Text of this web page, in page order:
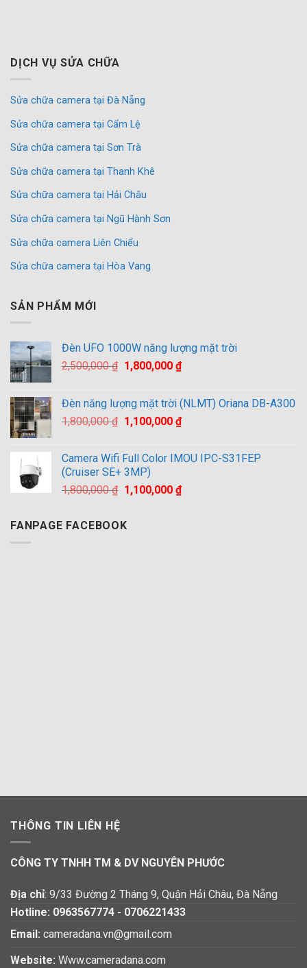
DỊCH VỤ SỬA CHỮA
Sửa chữa camera tại Đà Nẵng
Sửa chữa camera tại Cẩm Lệ
Sửa chữa camera tại Sơn Trà
Sửa chữa camera tại Thanh Khê
Sửa chữa camera tại Hải Châu
Sửa chữa camera tại Ngũ Hành Sơn
Sửa chữa camera Liên Chiểu
Sửa chữa camera tại Hòa Vang
SẢN PHẨM MỚI
Đèn UFO 1000W năng lượng mặt trời
2,500,000₫ Giá
2,500,000 ₫.
1,800,000 ₫Giá
là:
1,800,000 ₫.
Đèn năng lượng mặt trời (NLMT) Oriana DB-A300
1,800,000₫ Giá
1,800,000 ₫.
1,100,000 ₫Giá
là:
Camera Wifi Full Color IMOU IPC-S31FEP
(Cruiser SE+ 3MP)
1,800,000₫ Giá
là:
1,800,000 ₫.
1,100,000 ₫Giá
FANPAGE FACEBOOK
THÔNG TIN LIÊN HỆ
CÔNG TY TNHH TM & DV NGUYÊN PHƯỚC
Địa chỉ: 9/33 Đường 2 Tháng 9, Quận Hải Châu, Đà Nẵng
Hotline: 0963567774 - 0706221433
Email: cameradana.vn@gmail.com
Website: Www.cameradana.com